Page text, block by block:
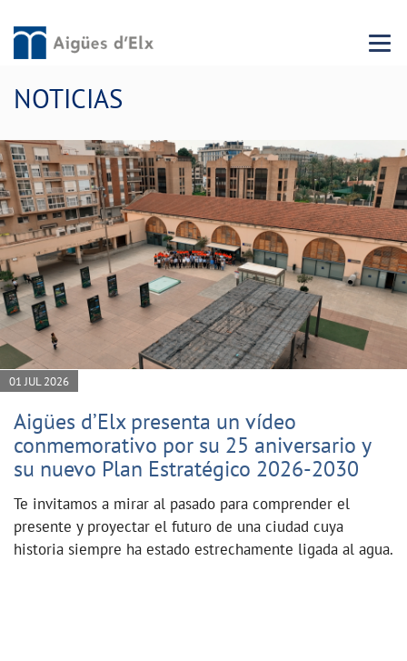
Menu
NOTICIAS
01 JUL 2026
Aigües d’Elx presenta un vídeo
conmemorativo por su 25 aniversario y
su nuevo Plan Estratégico 2026-2030
Te invitamos a mirar al pasado para comprender el
presente y proyectar el futuro de una ciudad cuya
historia siempre ha estado estrechamente ligada al agua.